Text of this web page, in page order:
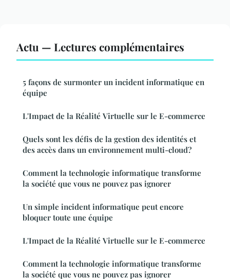
Actu — Lectures complémentaires
5 façons de surmonter un incident informatique en
équipe
L'Impact de la Réalité Virtuelle sur le E-commerce
Quels sont les défis de la gestion des identités et
des accès dans un environnement multi-cloud?
Comment la technologie informatique transforme
la société que vous ne pouvez pas ignorer
Un simple incident informatique peut encore
bloquer toute une équipe
L'Impact de la Réalité Virtuelle sur le E-commerce
Comment la technologie informatique transforme
la société que vous ne pouvez pas ignorer